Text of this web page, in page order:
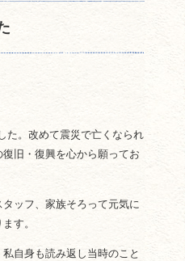
た。改めて震災で亡くなられ
旧・復興を心から願ってお
ッフ、家族そろって元気に
す。
自身も読み返し当時のこと